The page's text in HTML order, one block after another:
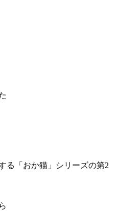
る「おか猫」シリーズの第2